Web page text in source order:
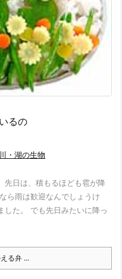
るの
・湖の生物
先日は、積もるほども雹が降
ら雨は歓迎なんでしょうけ
した。 でも先日みたいに降っ
る弁 ...